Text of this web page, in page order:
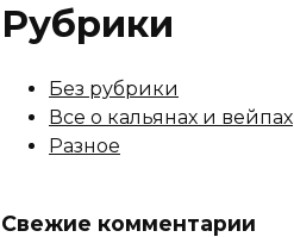
Рубрики
Без рубрики
Все о кальянах и вейпах
Разное
Свежие комментарии